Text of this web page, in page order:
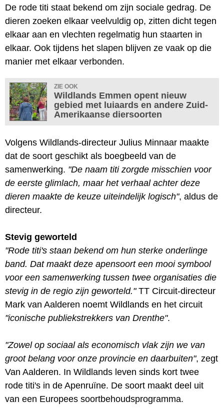
De rode titi staat bekend om zijn sociale gedrag. De
dieren zoeken elkaar veelvuldig op, zitten dicht tegen
elkaar aan en vlechten regelmatig hun staarten in
elkaar. Ook tijdens het slapen blijven ze vaak op die
manier met elkaar verbonden.
ZIE OOK
Wildlands Emmen opent nieuw
gebied met luiaards en andere Zuid-
Amerikaanse diersoorten
Volgens Wildlands-directeur Julius Minnaar maakte
dat de soort geschikt als boegbeeld van de
samenwerking. "De naam titi zorgde misschien voor
de eerste glimlach, maar het verhaal achter deze
dieren maakte de keuze uiteindelijk logisch", aldus de
directeur.
Stevig geworteld
"Rode titi's staan bekend om hun sterke onderlinge
band. Dat maakt deze apensoort een mooi symbool
voor een samenwerking tussen twee organisaties die
stevig in de regio zijn geworteld."TT Circuit-directeur
Mark van Aalderen noemt Wildlands en het circuit
"iconische publiekstrekkers van Drenthe".
"Zowel op sociaal als economisch vlak zijn we van
groot belang voor onze provincie en daarbuiten", zegt
Van Aalderen. In Wildlands leven sinds kort twee
rode titi's in de Apenruïne. De soort maakt deel uit
van een Europees soortbehoudsprogramma.